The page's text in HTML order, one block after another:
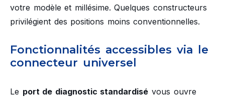
votre modèle et millésime. Quelques constructeurs
privilégient des positions moins conventionnelles.
Fonctionnalités accessibles via le
connecteur universel
Le port de diagnostic standardisé vous ouvre